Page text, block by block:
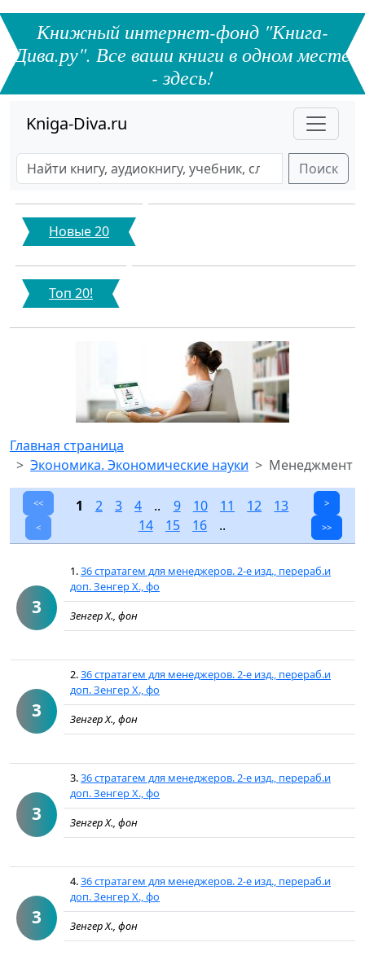
Книжный интернет-фонд "Книга-
Дива.ру". Все ваши книги в одном месте
- здесь!
Kniga-Diva.ru
Поиск
Новые 20
Топ 20!
Главная страница
Экономика. Экономические науки
Менеджмент
<<
<
1 2 3 4 .. 9 10 11 12
13
14
15 16 ..
>
>>
3
1.36 стратагем для менеджеров. 2-е изд., перераб.и
доп. Зенгер Х., фо
Зенгер Х., фон
3
2.36 стратагем для менеджеров. 2-е изд., перераб.и
доп. Зенгер Х., фо
Зенгер Х., фон
3
3.36 стратагем для менеджеров. 2-е изд., перераб.и
доп. Зенгер Х., фо
Зенгер Х., фон
3
4.36 стратагем для менеджеров. 2-е изд., перераб.и
доп. Зенгер Х., фо
Зенгер Х., фон